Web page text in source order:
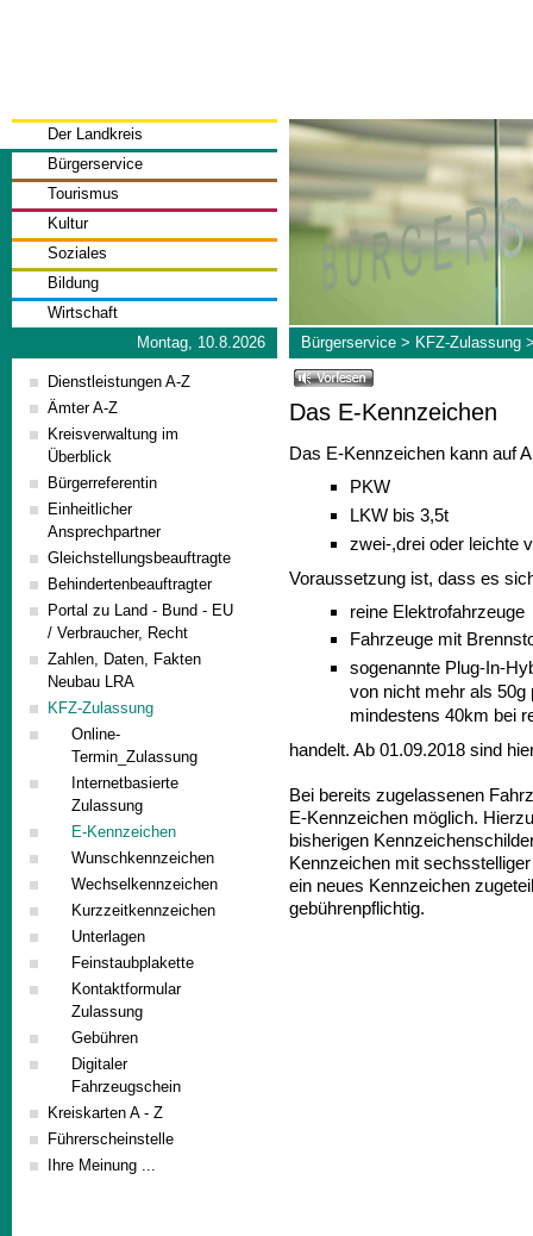
Der Landkreis
Bürgerservice
Tourismus
Kultur
Soziales
Bildung
Wirtschaft
Montag, 10.8.2026
Bürgerservice> KFZ-Zulassung
Dienstleistungen A-Z
Ämter A-Z
Kreisverwaltung im
Überblick
Bürgerreferentin
Einheitlicher
Ansprechpartner
Gleichstellungsbeauftragte
Behindertenbeauftragter
Portal zu Land - Bund - EU
/ Verbraucher, Recht
Zahlen, Daten, Fakten
Neubau LRA
KFZ-Zulassung
Online-
Termin_Zulassung
Internetbasierte
Zulassung
E-Kennzeichen
Wunschkennzeichen
Wechselkennzeichen
Kurzzeitkennzeichen
Unterlagen
Feinstaubplakette
Kontaktformular
Zulassung
Gebühren
Digitaler
Fahrzeugschein
Kreiskarten A - Z
Führerscheinstelle
Ihre Meinung ...
Das E-Kennzeichen
Das E-Kennzeichen kann auf
PKW
LKW bis 3,5t
zwei-,drei oder leichte
Voraussetzung ist, dass es
reine Elektrofahrzeuge
Fahrzeuge mit
sogenannte Plug-In-
von nicht mehr als 50g
mindestens 40km bei
handelt. Ab 01.09.2018 sind
Bei bereits zugelassenen
E-Kennzeichen möglich.
bisherigen
Kennzeichen mit
ein neues Kennzeichen
gebührenpflichtig.